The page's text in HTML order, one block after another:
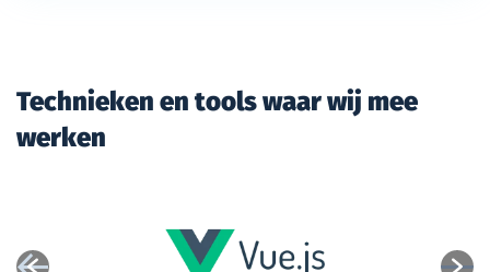
Technieken en tools waar wij mee
werken